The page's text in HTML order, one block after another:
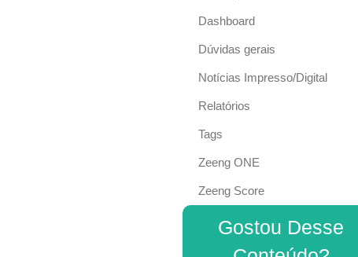
Dashboard
Dúvidas gerais
Notícias Impresso/Digital
Relatórios
Tags
Zeeng ONE
Zeeng Score
Gostou Desse